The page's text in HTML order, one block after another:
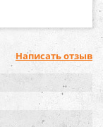
Написать отзыв